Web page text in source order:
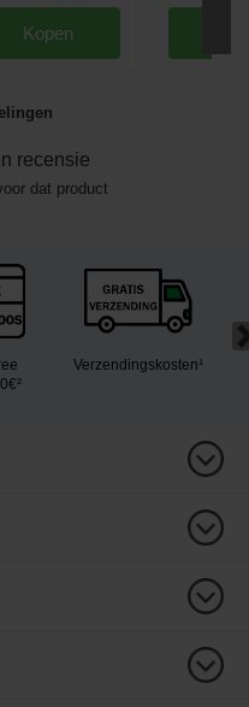
Kopen
recensie
dat product
Verzendingskosten¹